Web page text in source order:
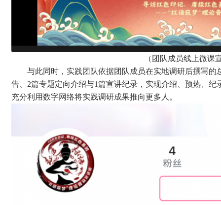
（ 团队成员线上微课
与此同时，实践团队依据团队成员在实地调研后撰写
告、2篇专题定向介绍与1篇宣讲纪录，实现介绍、预热、
充分利用数字网络将实践调研成果推向更多人。